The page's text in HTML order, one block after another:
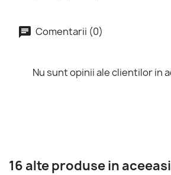
Comentarii (0)
Nu sunt opinii ale clientilor in
16 alte produse in